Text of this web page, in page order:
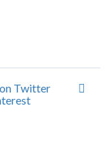
Twitter